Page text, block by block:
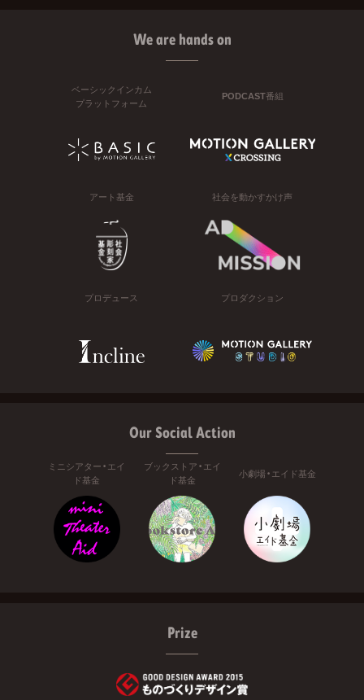
We are hands on
ベーシックインカム
プラットフォーム
PODCAST番組
アート基金 社会を動かすかけ声
プロデュース プロダクション
Our Social Action
ミニシアター・エイ
ド基金
ブックストア・エイ
ド基金
小劇場・エイド基金
Prize